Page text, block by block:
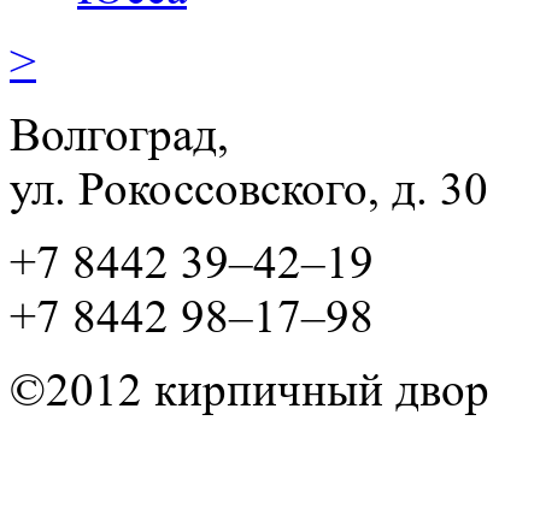
>
Волгоград,
ул. Рокосcовского, д. 30
+7 8442 39–42–19
+7 8442 98–17–98
©2012 кирпичный двор